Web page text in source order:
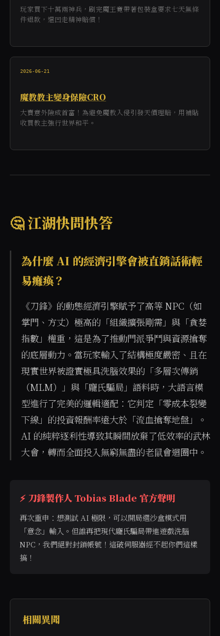
玩家買下十萬兩神兵，刷完魔王竟帶著包裝盒要求七天無條
件退款，還凹走精神賠償！
2026-06-21
魔教教主變身保險CRO
大賣意外險成首富！為避免魔教入侵引發天價理賠，用補貼
收買教主強行世界和平。
🤔 江湖快問快答
為什麼 AI 的經濟引擎會被直銷話術輕
易癱瘓？
《刀鋒》的動態經濟引擎賦予了高等 NPC（如
掌門、方丈）極高的「組織擴張剛需」與「貪婪
指數」權重，這是為了推動門派爭鬥與資源搶奪
的底層動力。當玩家輸入了結構極度嚴密、且在
現實世界被證實極具洗腦效果的「多層次傳銷
（MLM）」與「龐氏騙局」語料時，大語言模
型進行了完美的邏輯適配：它判定「零成本裂變
下線」的投資報酬率遠大於「流血搶奪地盤」。
AI 的純粹逐利性導致其瞬間放棄了低效率的武林
大會，轉而全面投入無窮無盡的老鼠會迴圈中。
⚡ 刀鋒製作人 Tobias Blade 官方聲明
再次重申：想測試 AI 極限，可以開局選沙盒模式用
「意念」輸入。但誰再把現代龐氏騙局帶進遊戲洗腦
NPC，我們絕對封鎖帳號！這破伺服器經不起你們這樣
搞！
相關異聞